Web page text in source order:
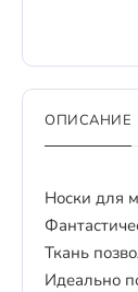
ОПИСАНИЕ
Носки для
Ткань
Идеально